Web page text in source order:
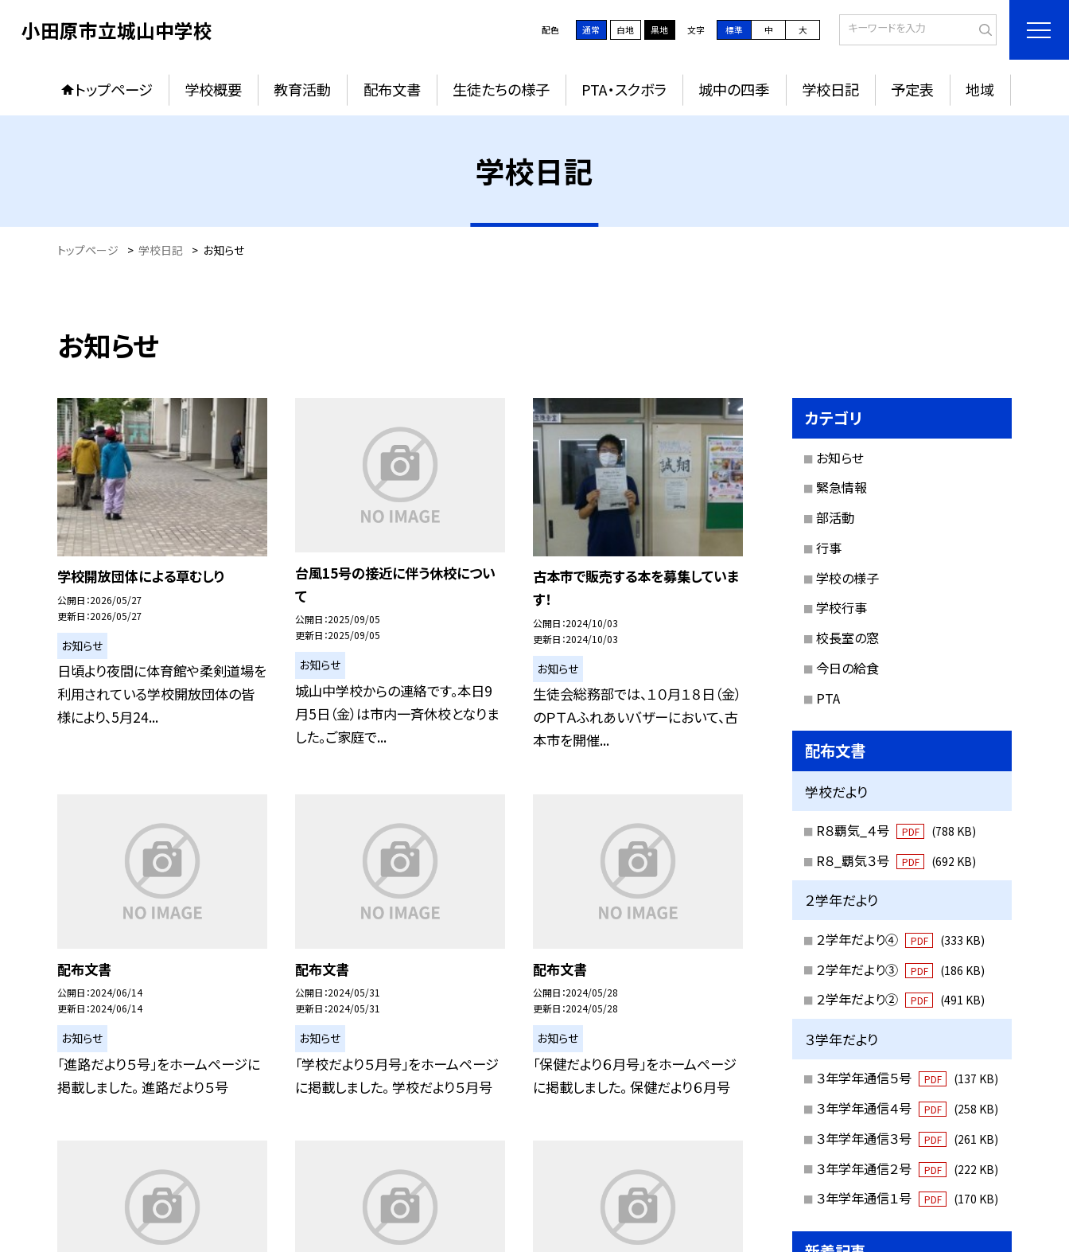
小田原市立城山中学校 配色 通常 白地 黒地 文字 標準 中 大
トップページ 学校概要 教育活動 配布文書 生徒たちの様子 PTA・スクボラ 城中の四季 学校日記 予定表 地域
学校日記
トップページ > 学校日記 > お知らせ
お知らせ
学校開放団体による草むしり
公開日 2026/05/27
更新日 2026/05/27
お知らせ
日頃より夜間に体育館や柔剣道場を
利用されている学校開放団体の皆
様により、5月24...
台風15号の接近に伴う休校につい
て
公開日 2025/09/05
更新日 2025/09/05
お知らせ
城山中学校からの連絡です。本日9
月5日（金）は市内一斉休校となりま
した。ご家庭で...
古本市で販売する本を募集していま
す！
公開日 2024/10/03
更新日 2024/10/03
お知らせ
生徒会総務部では、１０月１８日（金）
のＰＴＡふれあいバザーにおいて、古
本市を開催...
配布文書
公開日 2024/06/14
更新日 2024/06/14
お知らせ
「進路だより５号」をホームページに
掲載しました。 進路だより５号
配布文書
公開日 2024/05/31
更新日 2024/05/31
お知らせ
「学校だより５月号」をホームページ
に掲載しました。 学校だより５月号
配布文書
公開日 2024/05/28
更新日 2024/05/28
お知らせ
「保健だより６月号」をホームページ
に掲載しました。 保健だより６月号
カテゴリ
お知らせ
緊急情報
部活動
行事
学校の様子
学校行事
校長室の窓
今日の給食
PTA
配布文書
学校だより
R８覇気_４号 PDF (788 KB)
R８_覇気３号 PDF (692 KB)
２学年だより
２学年だより④ PDF (333 KB)
２学年だより③ PDF (186 KB)
２学年だより② PDF (491 KB)
３学年だより
３年学年通信５号 PDF (137 KB)
３年学年通信４号 PDF (258 KB)
３年学年通信３号 PDF (261 KB)
３年学年通信２号 PDF (222 KB)
３年学年通信１号 PDF (170 KB)